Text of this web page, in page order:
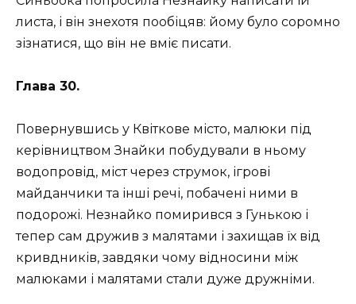
листа, і він знехотя пообіцяв: йому було соромно
зізнатися, що він не вміє писати.
Глава 30.
Повернувшись у Квіткове місто, малюки під
керівництвом Знайки побудували в ньому
водопровід, міст через струмок, ігрові
майданчики та інші речі, побачені ними в
подорожі. Незнайко помирився з Гунькою і
тепер сам дружив з малятами і захищав їх від
кривдників, завдяки чому відносини між
малюками і малятами стали дуже дружніми.